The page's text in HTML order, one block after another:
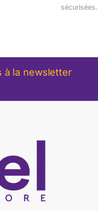
sécurisées.
à la newsletter